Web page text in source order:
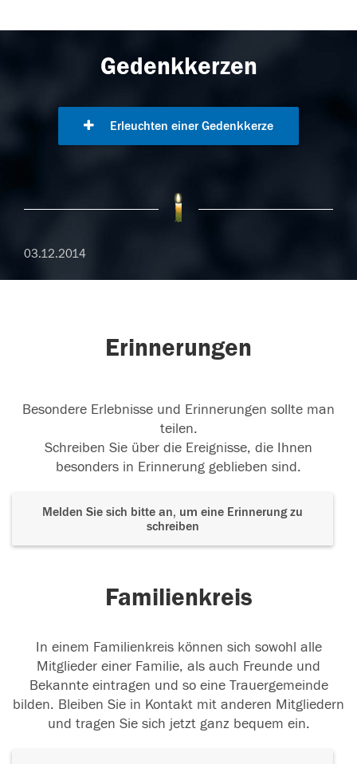
Gedenkkerzen
Erleuchten einer Gedenkkerze
03.12.2014
Erinnerungen
Besondere Erlebnisse und Erinnerungen sollte man
teilen.
Schreiben Sie über die Ereignisse, die Ihnen
besonders in Erinnerung geblieben sind.
Melden Sie sich bitte an, um eine Erinnerung zu
schreiben
Familienkreis
In einem Familienkreis können sich sowohl alle
Mitglieder einer Familie, als auch Freunde und
Bekannte eintragen und so eine Trauergemeinde
bilden. Bleiben Sie in Kontakt mit anderen Mitgliedern
und tragen Sie sich jetzt ganz bequem ein.